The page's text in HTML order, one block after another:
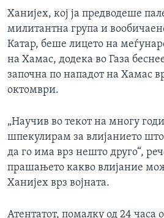
Ханијех, кој ја предводеше
милитантна група и
Катар, беше лицето на
на Хамас, додека во Газа
започна по нападот на Хамас
октомври.
„Научив во текот на многу
шпекулирам за влијанието
да го има врз нешто друго“,
прашањето какво влијание
Ханијех врз војната.
Атентатот, помалку од 24 часа